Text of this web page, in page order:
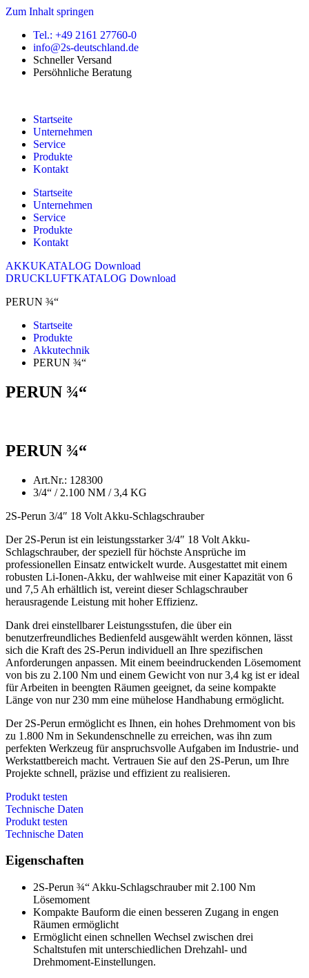
Zum Inhalt springen
Tel.: +49 2161 27760-0
info@2s-deutschland.de
Schneller Versand
Persöhnliche Beratung
Startseite
Unternehmen
Service
Produkte
Kontakt
Startseite
Unternehmen
Service
Produkte
Kontakt
AKKUKATALOG Download
DRUCKLUFTKATALOG Download
PERUN ¾“
Startseite
Produkte
Akkutechnik
PERUN ¾“
PERUN ¾“
PERUN ¾“
Art.Nr.: 128300
3/4“ / 2.100 NM / 3,4 KG
2S-Perun 3/4″ 18 Volt Akku-Schlagschrauber
Der 2S-Perun ist ein leistungsstarker 3/4″ 18 Volt Akku-
Schlagschrauber, der speziell für höchste Ansprüche im
professionellen Einsatz entwickelt wurde. Ausgestattet mit einem
robusten Li-Ionen-Akku, der wahlweise mit einer Kapazität von 6
und 7,5 Ah erhältlich ist, vereint dieser Schlagschrauber
herausragende Leistung mit hoher Effizienz.
Dank drei einstellbarer Leistungsstufen, die über ein
benutzerfreundliches Bedienfeld ausgewählt werden können, lässt
sich die Kraft des 2S-Perun individuell an Ihre spezifischen
Anforderungen anpassen. Mit einem beeindruckenden Lösemoment
von bis zu 2.100 Nm und einem Gewicht von nur 3,4 kg ist er ideal
für Arbeiten in beengten Räumen geeignet, da seine kompakte
Länge von nur 230 mm eine mühelose Handhabung ermöglicht.
Der 2S-Perun ermöglicht es Ihnen, ein hohes Drehmoment von bis
zu 1.800 Nm in Sekundenschnelle zu erreichen, was ihn zum
perfekten Werkzeug für anspruchsvolle Aufgaben im Industrie- und
Werkstattbereich macht. Vertrauen Sie auf den 2S-Perun, um Ihre
Projekte schnell, präzise und effizient zu realisieren.
Produkt testen
Technische Daten
Produkt testen
Technische Daten
Eigenschaften
2S-Perun ¾“ Akku-Schlagschrauber mit 2.100 Nm
Lösemoment​
Kompakte Bauform die einen besseren Zugang in engen
Räumen ermöglicht​
Ermöglicht einen schnellen Wechsel zwischen drei
Schaltstufen mit unterschiedlichen Drehzahl- und
Drehmoment-Einstellungen.​